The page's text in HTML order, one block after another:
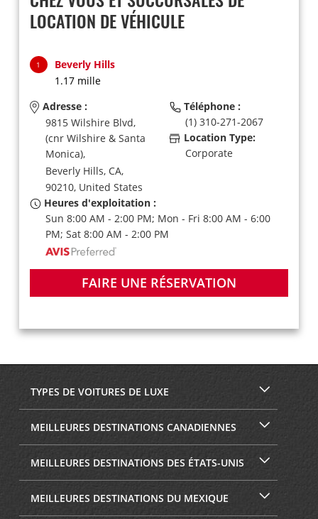
LOCATION DE VÉHICULE
1
Beverly Hills
1.17 mille
Adresse :
9815 Wilshire Blvd,
(cnr Wilshire & Santa
Monica),
Beverly Hills, CA,
90210, United States
Téléphone :
(1) 310-271-2067
Location Type:
Corporate
Heures d'exploitation :
Sun 8:00 AM - 2:00 PM; Mon - Fri 8:00 AM - 6:00
PM; Sat 8:00 AM - 2:00 PM
FAIRE UNE RÉSERVATION
TYPES DE VOITURES DE LUXE
MEILLEURES DESTINATIONS CANADIENNES
MEILLEURES DESTINATIONS DES ÉTATS-UNIS
MEILLEURES DESTINATIONS DU MEXIQUE